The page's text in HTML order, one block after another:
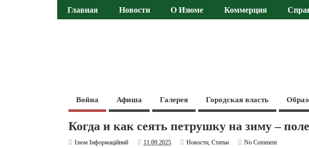
Главная Новости О Изюме Коммерция
Война Афиша Галерея Городская власть
Когда и как сеять петрушку на зиму –
Ізюм Інформаційний 11.09.2025 Новости,Статьи
No Comment